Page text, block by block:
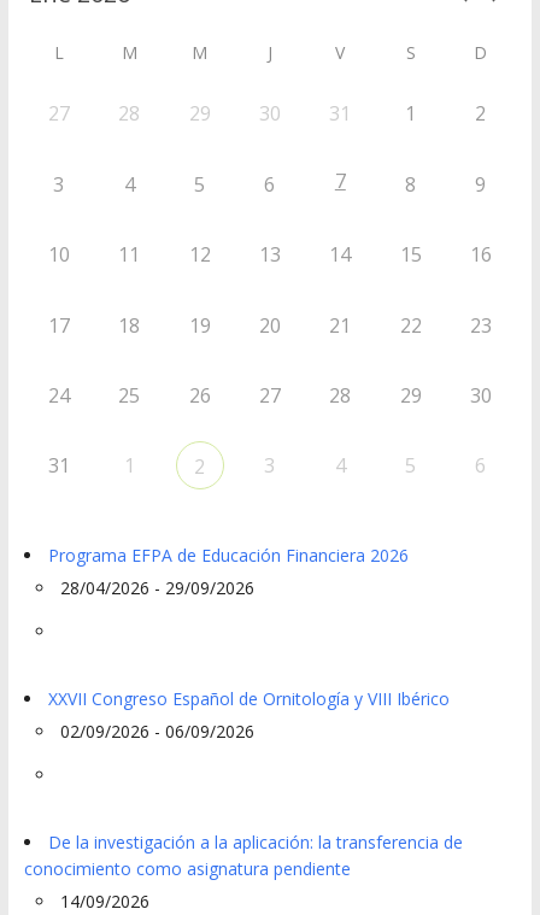
L M M J V S D
27 28 29 30 31 1 2
3 4 5 6 7 8 9
10 11 12 13 14 15 16
17 18 19 20 21 22 23
24 25 26 27 28 29 30
31 1 2 3 4 5 6
Programa EFPA de Educación Financiera 2026
28/04/2026 - 29/09/2026
XXVII Congreso Español de Ornitología y VIII Ibérico
02/09/2026 - 06/09/2026
De la investigación a la aplicación: la transferencia de
conocimiento como asignatura pendiente
14/09/2026